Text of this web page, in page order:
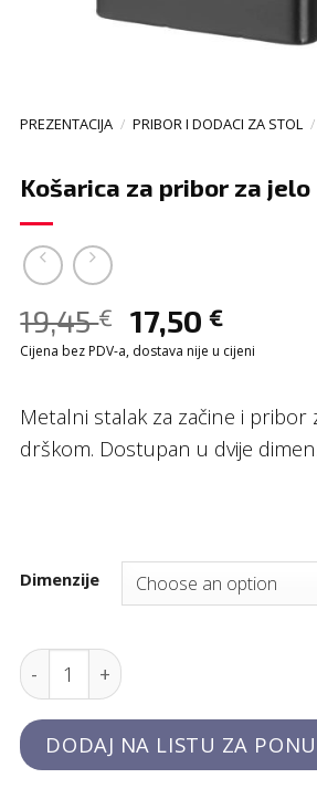
PREZENTACIJA / PRIBOR I DODACI ZA STOL /
Košarica za pribor za jelo
19,45€ 17,50 €
Cijena bez PDV-a, dostava nije u cijeni
Metalni stalak za začine i pribor
drškom. Dostupan u dvije
Dimenzije
Košarica za pribor za jelo quantity
DODAJ NA LISTU ZA